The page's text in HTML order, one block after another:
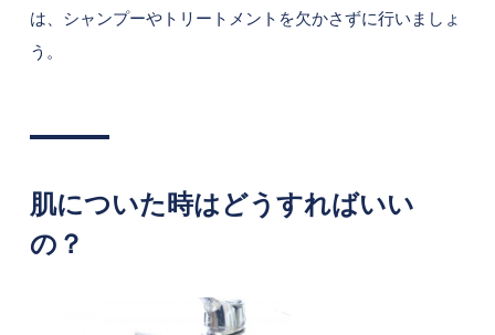
は、シャンプーやトリートメントを欠かさずに行いましょ
う。
肌についた時はどうすればいい
の？